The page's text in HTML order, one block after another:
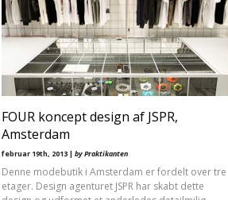
FOUR koncept design af JSPR,
Amsterdam
februar 19th, 2013 | by Praktikanten
Denne modebutik i Amsterdam er fordelt over tre
etager. Design agenturet JSPR har skabt dette